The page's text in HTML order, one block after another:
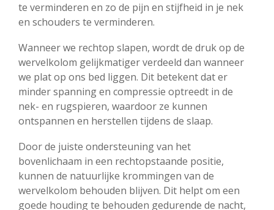
te verminderen en zo de pijn en stijfheid in je nek
en schouders te verminderen.
Wanneer we rechtop slapen, wordt de druk op de
wervelkolom gelijkmatiger verdeeld dan wanneer
we plat op ons bed liggen. Dit betekent dat er
minder spanning en compressie optreedt in de
nek- en rugspieren, waardoor ze kunnen
ontspannen en herstellen tijdens de slaap.
Door de juiste ondersteuning van het
bovenlichaam in een rechtopstaande positie,
kunnen de natuurlijke krommingen van de
wervelkolom behouden blijven. Dit helpt om een
goede houding te behouden gedurende de nacht,